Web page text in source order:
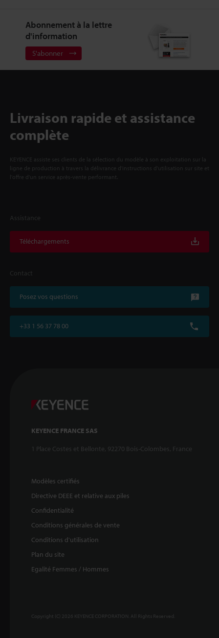
Abonnement à la lettre
d'information
S'abonner
Livraison rapide et assistance
complète
KEYENCE assiste ses clients de la sélection du modèle à son exploitation sur la
ligne de production à travers la délivrance d'instructions d'utilisation sur site et
l'offre d'un service après-vente performant.
Assistance
Téléchargements
Contact
Posez vos questions
+33 1 56 37 78 00
KEYENCE FRANCE SAS
1 Place Costes et Bellonte, 92270 Bois-Colombes, France
Modèles certifiés
Directive DEEE et relative aux piles
Confidentialité
Conditions générales de vente
Conditions d'utilisation
Plan du site
Egalité Femmes / Hommes
Copyright (C) 2026 KEYENCE CORPORATION. All Rights Reserved.